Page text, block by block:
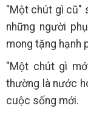
"Một chút gì cũ"
những người
mong tặng hạnh
"Một chút gì
thường là nước
cuộc sống mới.